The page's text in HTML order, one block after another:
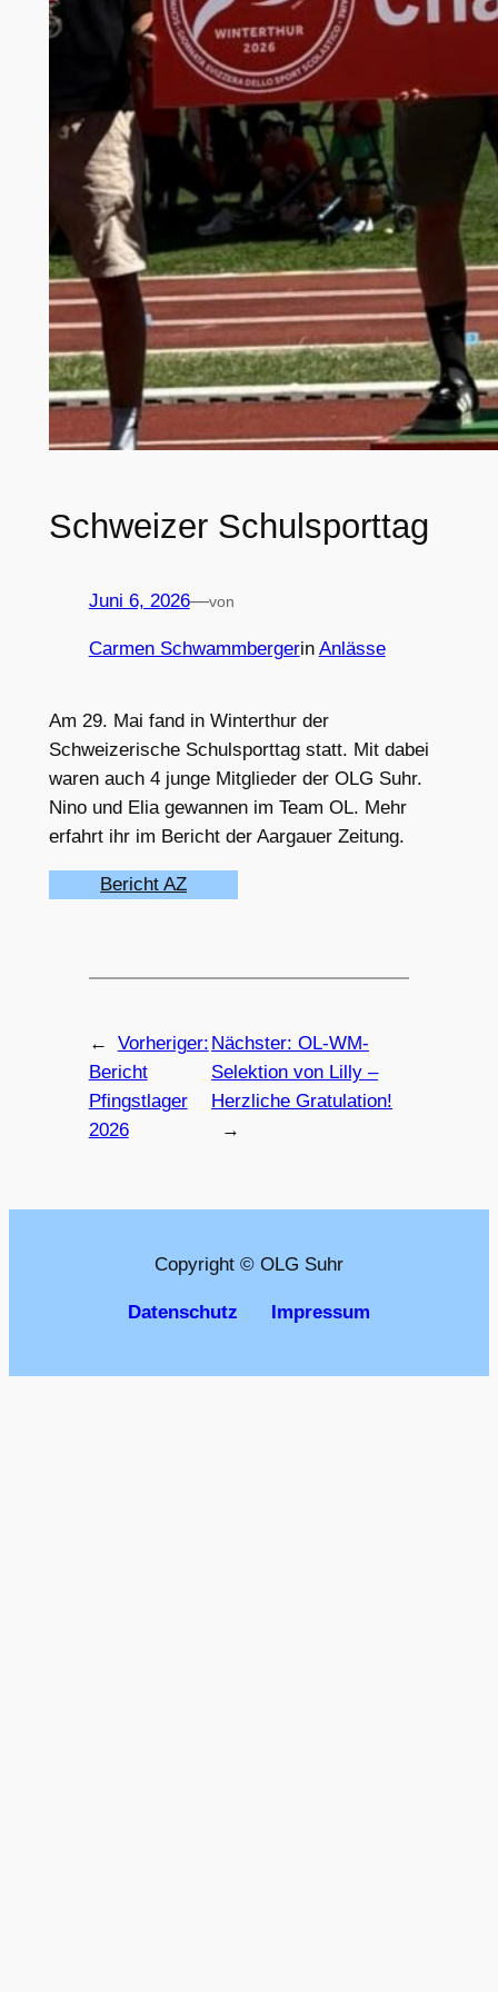
Schweizer Schulsporttag
Juni 6, 2026—von
Carmen Schwammbergerin Anlässe
Am 29. Mai fand in Winterthur der
Schweizerische Schulsporttag statt. Mit dabei
waren auch 4 junge Mitglieder der OLG Suhr.
Nino und Elia gewannen im Team OL. Mehr
erfahrt ihr im Bericht der Aargauer Zeitung.
Bericht AZ
←
Vorheriger:
Bericht
Pfingstlager
2026
Nächster:OL-WM-
Selektion von Lilly –
Herzliche Gratulation!
→
Copyright © OLG Suhr
Datenschutz Impressum